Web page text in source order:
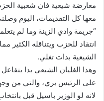
معارضة شيعية فان شعبية
معها كل التقديمات، اليوم
انتقاد للحزب ويتناقله الكثير
الشيعية بدات تغلي.
وهذا الغليان الشيعي بدا
على الرئيس بري، والتي من
لانه لو الوزير باسيل قبل